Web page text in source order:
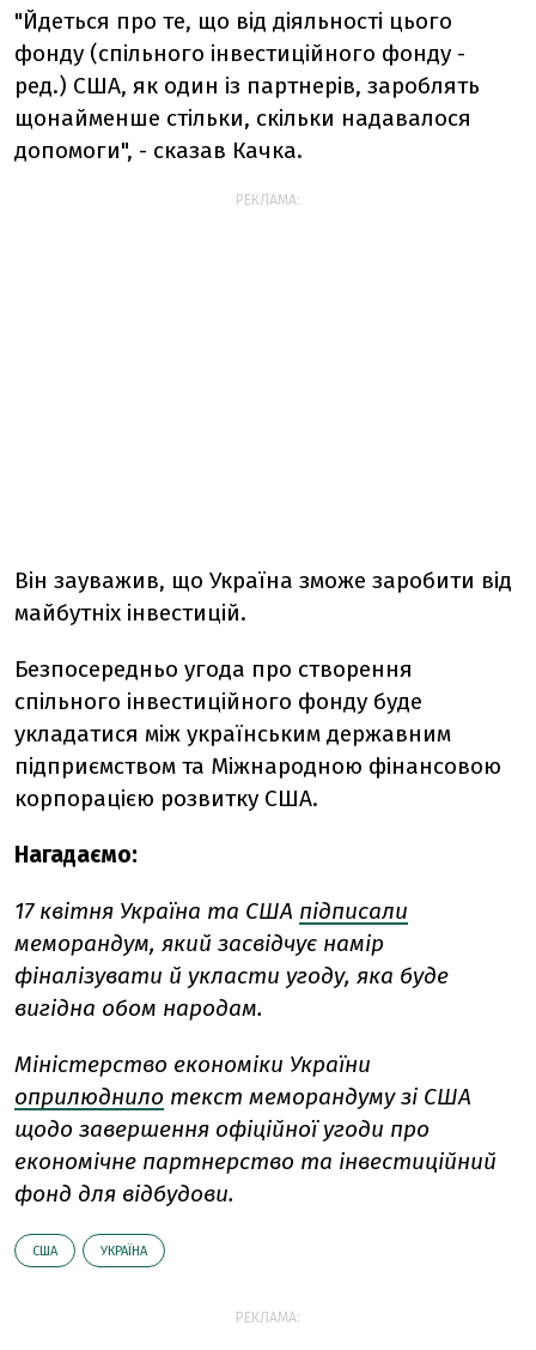
"Йдеться про те, що від діяльності цього
фонду (спільного інвестиційного фонду -
ред.) США, як один із партнерів, зароблять
щонайменше стільки, скільки надавалося
допомоги", - сказав Качка.
РЕКЛАМА:
Він зауважив, що Україна зможе заробити від
майбутніх інвестицій.
Безпосередньо угода про створення
спільного інвестиційного фонду буде
укладатися між українським державним
підприємством та Міжнародною фінансовою
корпорацією розвитку США.
Нагадаємо:
17 квітня Україна та США підписали
меморандум, який засвідчує намір
фіналізувати й укласти угоду, яка буде
вигідна обом народам.
Міністерство економіки України
оприлюднило текст меморандуму зі США
щодо завершення офіційної угоди про
економічне партнерство та інвестиційний
фонд для відбудови.
США УКРАЇНА
РЕКЛАМА: